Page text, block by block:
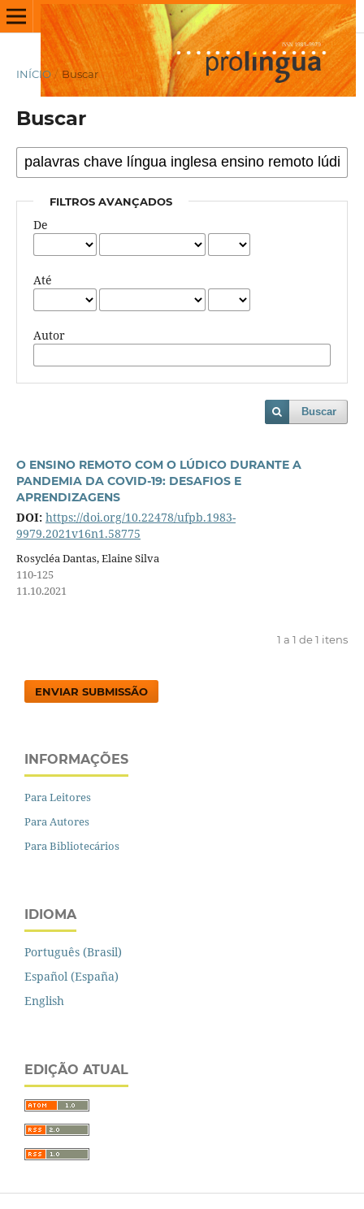
INÍCIO / Buscar
Buscar
FILTROS AVANÇADOS
De
Até
Autor
Buscar
O ENSINO REMOTO COM O LÚDICO DURANTE A
PANDEMIA DA COVID-19: DESAFIOS E
APRENDIZAGENS
DOI: https://doi.org/10.22478/ufpb.1983-
9979.2021v16n1.58775
Rosycléa Dantas, Elaine Silva
110-125
11.10.2021
1 a 1 de 1 itens
ENVIAR SUBMISSÃO
INFORMAÇÕES
Para Leitores
Para Autores
Para Bibliotecários
IDIOMA
Português (Brasil)
Español (España)
English
EDIÇÃO ATUAL